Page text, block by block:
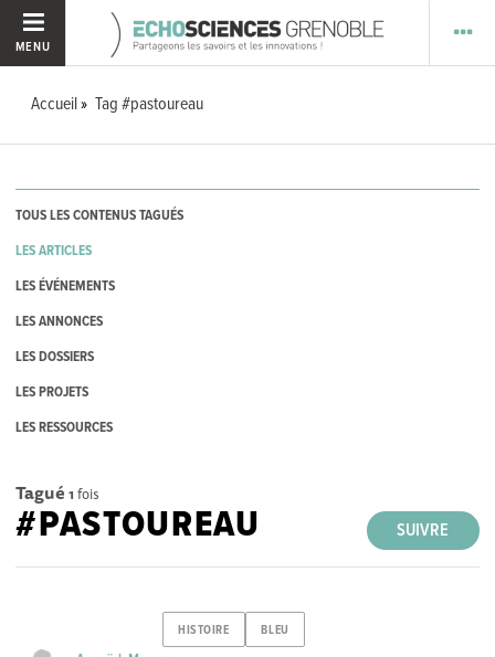
MENU
Accueil Tag #pastoureau
TOUS LES CONTENUS TAGUÉS
LES ARTICLES
LES ÉVÉNEMENTS
LES ANNONCES
LES DOSSIERS
LES PROJETS
LES RESSOURCES
Tagué 1 fois
SUIVRE
#PASTOUREAU
HISTOIRE BLEU